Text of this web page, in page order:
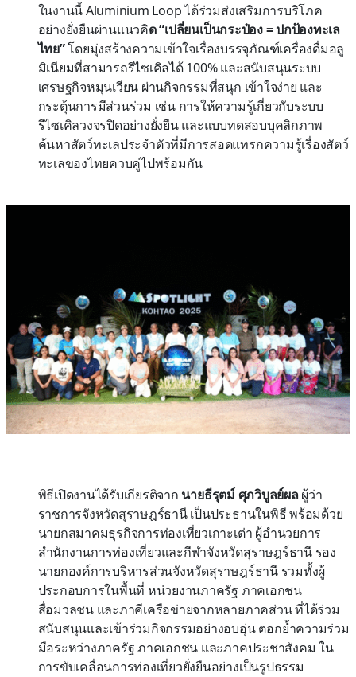
ในงานนี้ Aluminium Loop ได้ร่วมส่งเสริมการบริโภค
อย่างยั่งยืนผ่านแนวคิด “เปลี่ยนเป็นกระป๋อง = ปกป้องทะเล
ไทย”โดยมุ่งสร้างความเข้าใจเรื่องบรรจุภัณฑ์เครื่องดื่มอลู
มิเนียมที่สามารถรีไซเคิลได้ 100% และสนับสนุนระบบ
เศรษฐกิจหมุนเวียน ผ่านกิจกรรมที่สนุก เข้าใจง่าย และ
กระตุ้นการมีส่วนร่วม เช่น การให้ความรู้เกี่ยวกับระบบ
รีไซเคิลวงจรปิดอย่างยั่งยืน และแบบทดสอบบุคลิกภาพ
ค้นหาสัตว์ทะเลประจำตัวที่มีการสอดแทรกความรู้เรื่องสัตว์
ทะเลของไทยควบคู่ไปพร้อมกัน
พิธีเปิดงานได้รับเกียรติจาก นายธีรุตม์ ศุภวิบูลย์ผลผู้ว่า
ราชการจังหวัดสุราษฎร์ธานี เป็นประธานในพิธี พร้อมด้วย
นายกสมาคมธุรกิจการท่องเที่ยวเกาะเต่า ผู้อำนวยการ
สำนักงานการท่องเที่ยวและกีฬาจังหวัดสุราษฎร์ธานี รอง
นายกองค์การบริหารส่วนจังหวัดสุราษฎร์ธานี รวมทั้งผู้
ประกอบการในพื้นที่ หน่วยงานภาครัฐ ภาคเอกชน
สื่อมวลชน และภาคีเครือข่ายจากหลายภาคส่วน ที่ได้ร่วม
สนับสนุนและเข้าร่วมกิจกรรมอย่างอบอุ่น ตอกย้ำความร่วม
มือระหว่างภาครัฐ ภาคเอกชน และภาคประชาสังคม ใน
การขับเคลื่อนการท่องเที่ยวยั่งยืนอย่างเป็นรูปธรรม